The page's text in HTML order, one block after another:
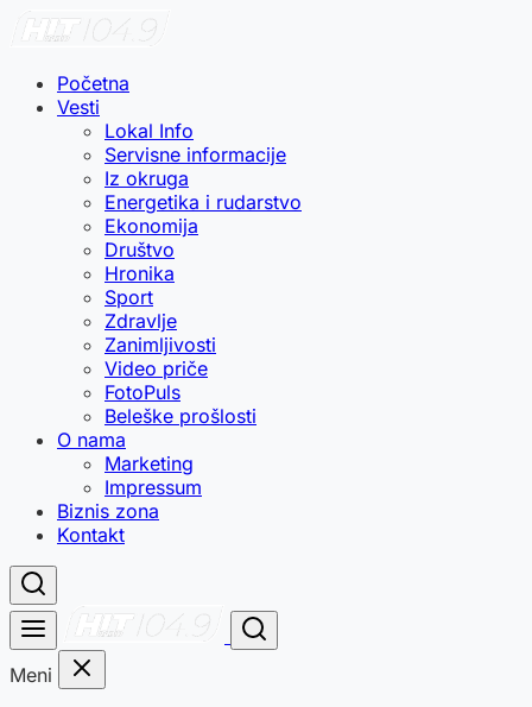
Početna
Vesti
Lokal Info
Servisne informacije
Iz okruga
Energetika i rudarstvo
Ekonomija
Društvo
Hronika
Sport
Zdravlje
Zanimljivosti
Video priče
FotoPuls
Beleške prošlosti
O nama
Marketing
Impressum
Biznis zona
Kontakt
Meni